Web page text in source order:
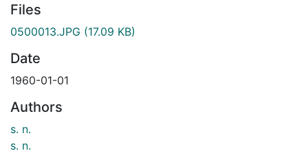
Files
0500013.JPG (17.09 KB)
Date
1960-01-01
Authors
s. n.
s. n.